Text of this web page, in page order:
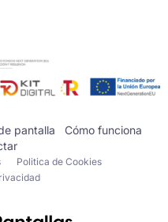
pantalla
Cómo funciona
Politica de Cookies